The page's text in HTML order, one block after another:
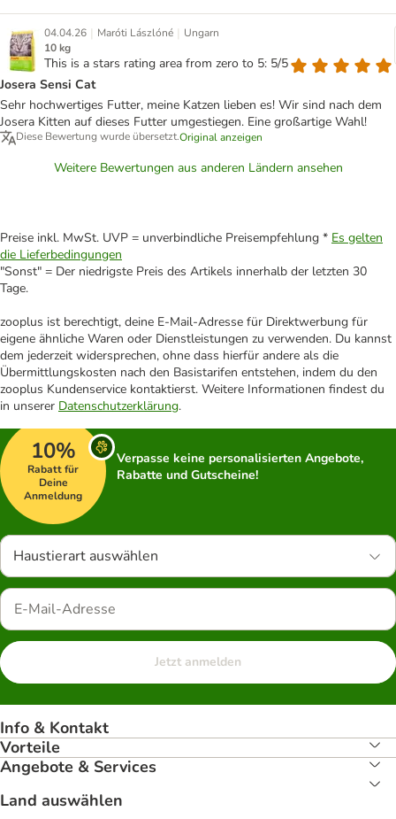
04.04.26 | Maróti Lászlóné | Ungarn
10 kg
This is a stars rating area from zero to 5: 5/5
Josera Sensi Cat
Sehr hochwertiges Futter, meine Katzen lieben es! Wir sind nach dem
Josera Kitten auf dieses Futter umgestiegen. Eine großartige Wahl!
Diese Bewertung wurde übersetzt.Original anzeigen
Weitere Bewertungen aus anderen Ländern ansehen
Preise inkl. MwSt. UVP = unverbindliche Preisempfehlung * Es gelten
die Lieferbedingungen
"Sonst" = Der niedrigste Preis des Artikels innerhalb der letzten 30
Tage.
zooplus ist berechtigt, deine E-Mail-Adresse für Direktwerbung für
eigene ähnliche Waren oder Dienstleistungen zu verwenden. Du kannst
dem jederzeit widersprechen, ohne dass hierfür andere als die
Übermittlungskosten nach den Basistarifen entstehen, indem du den
zooplus Kundenservice kontaktierst. Weitere Informationen findest du
in unserer Datenschutzerklärung.
10%
Rabatt für
Deine
Anmeldung
Verpasse keine personalisierten Angebote,
Rabatte und Gutscheine!
Haustierart auswählen
Jetzt anmelden
Info & Kontakt
Vorteile
Angebote & Services
Land auswählen